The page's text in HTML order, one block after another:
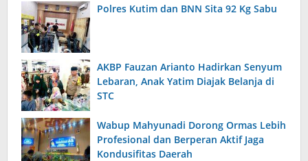
Polres Kutim dan BNN Sita 92 Kg Sabu
AKBP Fauzan Arianto Hadirkan Senyum
Lebaran, Anak Yatim Diajak Belanja di
STC
Wabup Mahyunadi Dorong Ormas Lebih
Profesional dan Berperan Aktif Jaga
Kondusifitas Daerah